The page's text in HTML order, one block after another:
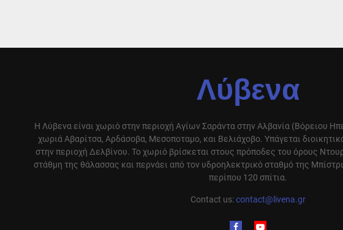
Λύβενα
Η Λύβενα είναι χωριό στην περιοχή Αγίων Σαράντα στην Αλβανία (Βόρειου
χωριά Αβαρίτσα, Αρδάσοβα, Μεσοποταμο, και Βελιάχοβο. Υπάγεται
στην περιοχή Δελβίνου. Το χωριό βρίσκεται στους πρόποδες του όρους
στάθμη της θάλασσας και περνάει από τον υδροηλεκτρικό σταθμό της
περίπου 120 σπίτια.
Contact us:contact@livena.gr